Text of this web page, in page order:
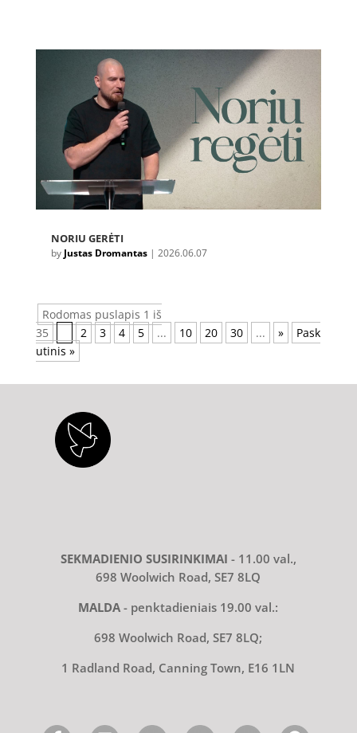
NORIU GERĖTI
by Justas Dromantas| 2026.06.07
Rodomas puslapis 1 iš
35
2 3 4 5 ... 10 20 30 ... »
Pask
utinis »
SEKMADIENIO SUSIRINKIMAI - 11.00 val.,
698 Woolwich Road, SE7 8LQ
MALDA- penktadieniais 19.00 val.:
698 Woolwich Road, SE7 8LQ;
1 Radland Road, Canning Town, E16 1LN